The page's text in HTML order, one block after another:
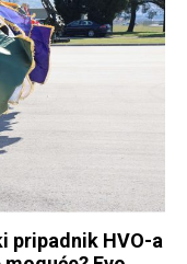
pripadnik HVO-a